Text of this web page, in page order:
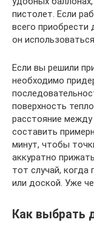
пистолет. Если
всего
он
Если вы решили
необходимо
поверхность
расстояние
составить
минут, чтобы
аккуратно
тот случай,
или доской. Уже
Как выбрать